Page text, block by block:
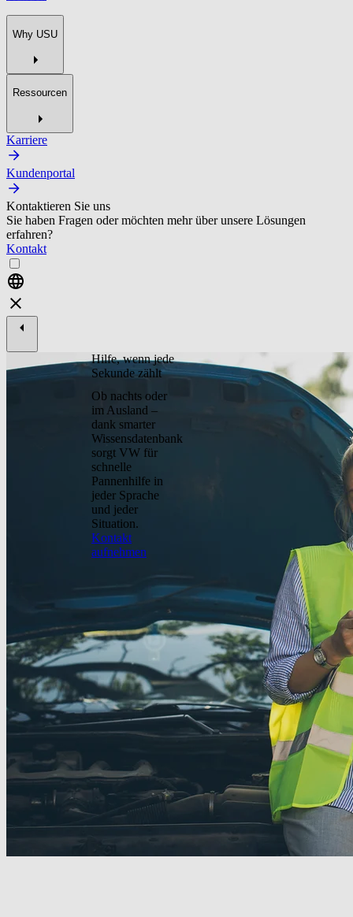
Why USU
Ressourcen
Karriere
Kundenportal
Kontaktieren Sie uns
Sie haben Fragen oder möchten mehr über unsere Lösungen
erfahren?
Kontakt
Hilfe, wenn jede
Sekunde zählt
Ob nachts oder
im Ausland –
dank smarter
Wissensdatenbank
sorgt VW für
schnelle
Pannenhilfe in
jeder Sprache
und jeder
Situation.
Kontakt
aufnehmen